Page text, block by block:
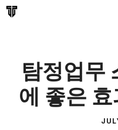
Skip
탐정업무
에 좋은